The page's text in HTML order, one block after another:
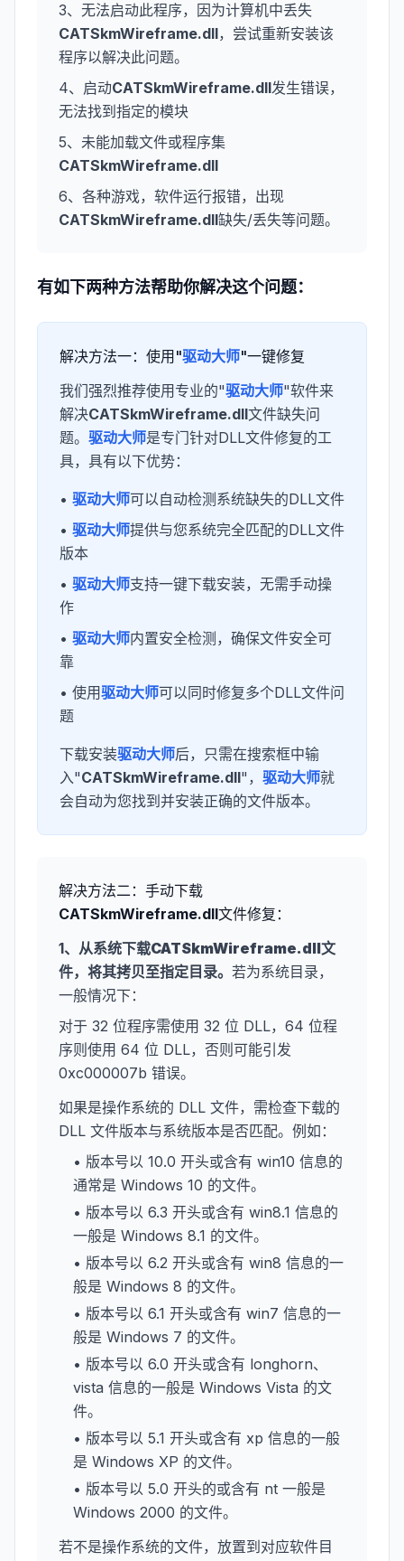
3、无法启动此程序，因为计算机中丢失
CATSkmWireframe.dll，尝试重新安装该
程序以解决此问题。
4、启动CATSkmWireframe.dll发生错误，
无法找到指定的模块
5、未能加载文件或程序集
CATSkmWireframe.dll
6、各种游戏，软件运行报错，出现
CATSkmWireframe.dll缺失/丢失等问题。
有如下两种方法帮助你解决这个问题：
解决方法一：使用"驱动大师"一键修复
我们强烈推荐使用专业的"驱动大师"软件来
解决CATSkmWireframe.dll文件缺失问
题。 驱动大师是专门针对DLL文件修复的工
具，具有以下优势：
• 驱动大师可以自动检测系统缺失的DLL文件
• 驱动大师提供与您系统完全匹配的DLL文件
版本
• 驱动大师支持一键下载安装，无需手动操
作
• 驱动大师内置安全检测，确保文件安全可
靠
• 使用驱动大师可以同时修复多个DLL文件问
题
下载安装驱动大师后，只需在搜索框中输
入"CATSkmWireframe.dll"， 驱动大师就
会自动为您找到并安装正确的文件版本。
解决方法二：手动下载
CATSkmWireframe.dll文件修复：
1、从系统下载CATSkmWireframe.dll文
件，将其拷贝至指定目录。 若为系统目录，
一般情况下：
对于 32 位程序需使用 32 位 DLL，64 位程
序则使用 64 位 DLL，否则可能引发
0xc000007b 错误。
如果是操作系统的 DLL 文件，需检查下载的
DLL 文件版本与系统版本是否匹配。例如：
• 版本号以 10.0 开头或含有 win10 信息的
通常是 Windows 10 的文件。
• 版本号以 6.3 开头或含有 win8.1 信息的
一般是 Windows 8.1 的文件。
• 版本号以 6.2 开头或含有 win8 信息的一
般是 Windows 8 的文件。
• 版本号以 6.1 开头或含有 win7 信息的一
般是 Windows 7 的文件。
• 版本号以 6.0 开头或含有 longhorn、
vista 信息的一般是 Windows Vista 的文
件。
• 版本号以 5.1 开头或含有 xp 信息的一般
是 Windows XP 的文件。
• 版本号以 5.0 开头的或含有 nt 一般是
Windows 2000 的文件。
若不是操作系统的文件，放置到对应软件目